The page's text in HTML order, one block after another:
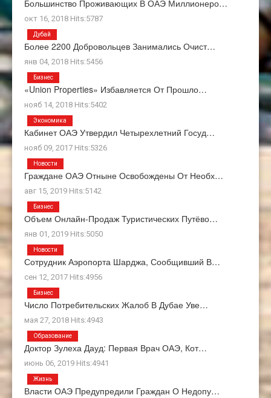
Большинство Проживающих В ОАЭ Миллионеро…
окт 16, 2018 Hits:5787
Более 2200 Добровольцев Занимались Очист…
янв 04, 2018 Hits:5456
Дубай
«Union Properties» Избавляется От Прошло…
нояб 14, 2018 Hits:5402
Бизнес
Кабинет ОАЭ Утвердил Четырехлетний Госуд…
нояб 09, 2017 Hits:5326
Экономика
Граждане ОАЭ Отныне Освобождены От Необх…
авг 15, 2019 Hits:5142
Новости
Объем Онлайн-Продаж Туристических Путёво…
янв 01, 2019 Hits:5050
Бизнес
Сотрудник Аэропорта Шарджа, Сообщивший В…
сен 12, 2017 Hits:4956
Новости
Число Потребительских Жалоб В Дубае Уве…
мая 27, 2018 Hits:4943
Бизнес
Доктор Зулеха Дауд: Первая Врач ОАЭ, Кот…
июнь 06, 2019 Hits:4941
Образование
Власти ОАЭ Предупредили Граждан О Недопу…
Жизнь